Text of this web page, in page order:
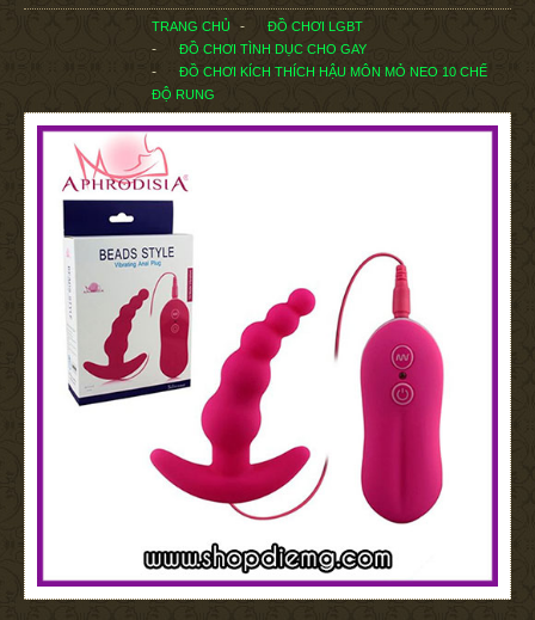
TRANG CHỦ
ĐỒ CHƠI LGBT
ĐỒ CHƠI TÌNH DỤC CHO GAY
ĐỒ CHƠI KÍCH THÍCH HẬU MÔN MỎ NEO 10 CHẾ
ĐỘ RUNG